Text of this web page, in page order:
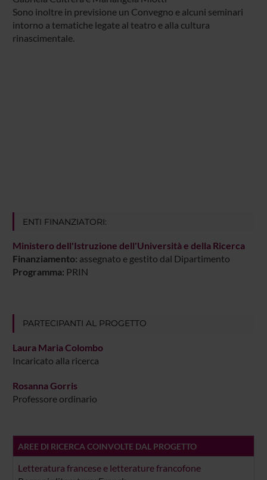
Sono inoltre in previsione un Convegno e alcuni seminari
intorno a tematiche legate al teatro e alla cultura
rinascimentale.
ENTI FINANZIATORI:
Ministero dell'Istruzione dell'Università e della Ricerca
Finanziamento: assegnato e gestito dal Dipartimento
Programma: PRIN
PARTECIPANTI AL PROGETTO
Laura Maria Colombo
Incaricato alla ricerca
Rosanna Gorris
Professore ordinario
AREE DI RICERCA COINVOLTE DAL PROGETTO
Letteratura francese e letterature francofone